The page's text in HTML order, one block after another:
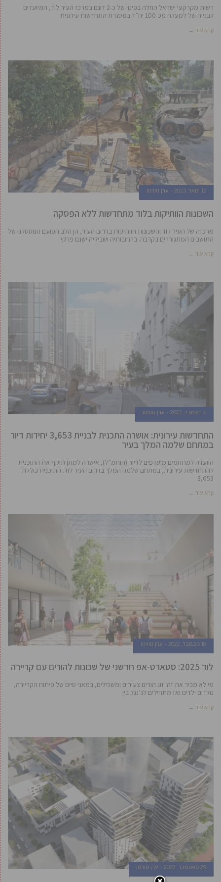
רשות מקרקעי ישראל החלה בפינוי של כ-2 דונם במרכז העיר לוד, המיועדים
לבנייה של למעלה מכ-100 יח”ד במסגרת התחדשות עירונית
קרא עוד ←
12 ינואר, 2023 ערן טוויטו
השכונות הוותיקות בלוד מתחדשות ללא הפסקה
מרכזה של העיר לוד והשכונות הוותיקות בדרום העיר, הן הלב הפועם הנוסטלגי של
התושבים המתגוררים בקרבה. ברחובותיה ושביליה ישנם פרקי
קרא עוד ←
4 דצמבר, 2022 ערן טוויטו
התחדשות עירונית: אושרה התכנית לבניית 3,653 יחידות דיור
במתחם שלמה המלך בעיר
הוועדה למתחמים מועדפים לדיור (הותמ”ל), אישרה למתן תוקף את התוכנית
להתחדשות עירונית, במתחם שלמה המלך בדרום העיר לוד. התוכנית כוללת
3,653
קרא עוד ←
16 נובמבר, 2022 ערן טוויטו
לוד 2025: סטארט-אפ חדשני של שכונות להורים עם קריירה
מי לא מכיר את זה: זוג הורים צעירים ומשכילים, במאני טיים של פיתוח הקריירה,
נולדים ילדים ואז מתחילים לג’נגל בין
קרא עוד ←
29 ספטמבר, 2022 ערן טוויטו